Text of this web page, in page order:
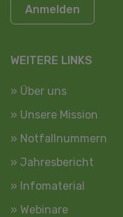
Anmelden
WEITERE LINKS
» Über uns
» Unsere Mission
» Notfallnummern
» Jahresbericht
» Infomaterial
» Webinare